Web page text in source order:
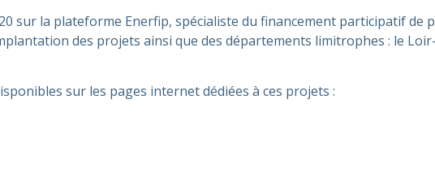
sur la plateforme Enerfip, spécialiste du financement participatif de
des projets ainsi que des départements limitrophes : le
sur les pages internet dédiées à ces projets :